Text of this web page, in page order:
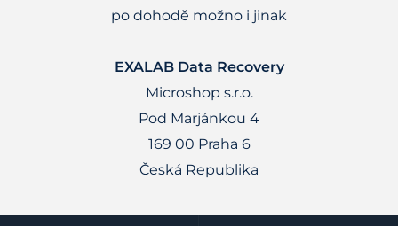
po dohodě možno i jinak
EXALAB Data Recovery
Microshop s.r.o.
Pod Marjánkou 4
169 00 Praha 6
Česká Republika